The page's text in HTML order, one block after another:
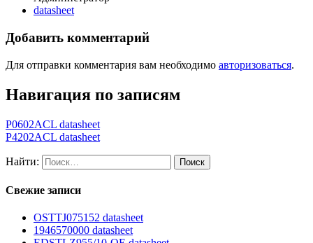
datasheet
Добавить комментарий
Для отправки комментария вам необходимо авторизоваться.
Навигация по записям
P0602ACL datasheet
P4202ACL datasheet
Найти:
Свежие записи
OSTTJ075152 datasheet
1946570000 datasheet